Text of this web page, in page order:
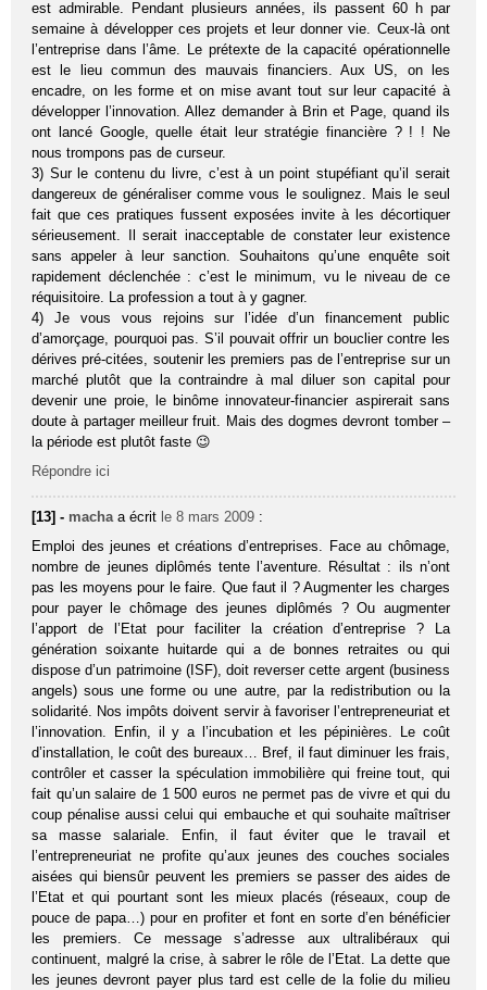
est admirable. Pendant plusieurs années, ils passent 60 h par
semaine à développer ces projets et leur donner vie. Ceux-là ont
l’entreprise dans l’âme. Le prétexte de la capacité opérationnelle
est le lieu commun des mauvais financiers. Aux US, on les
encadre, on les forme et on mise avant tout sur leur capacité à
développer l’innovation. Allez demander à Brin et Page, quand ils
ont lancé Google, quelle était leur stratégie financière ? ! ! Ne
nous trompons pas de curseur.
3) Sur le contenu du livre, c’est à un point stupéfiant qu’il serait
dangereux de généraliser comme vous le soulignez. Mais le seul
fait que ces pratiques fussent exposées invite à les décortiquer
sérieusement. Il serait inacceptable de constater leur existence
sans appeler à leur sanction. Souhaitons qu’une enquête soit
rapidement déclenchée : c’est le minimum, vu le niveau de ce
réquisitoire. La profession a tout à y gagner.
4) Je vous vous rejoins sur l’idée d’un financement public
d’amorçage, pourquoi pas. S’il pouvait offrir un bouclier contre les
dérives pré-citées, soutenir les premiers pas de l’entreprise sur un
marché plutôt que la contraindre à mal diluer son capital pour
devenir une proie, le binôme innovateur-financier aspirerait sans
doute à partager meilleur fruit. Mais des dogmes devront tomber –
la période est plutôt faste 😉
Répondre ici
[13] - macha a écrit le 8 mars 2009 :
Emploi des jeunes et créations d’entreprises. Face au chômage,
nombre de jeunes diplômés tente l’aventure. Résultat : ils n’ont
pas les moyens pour le faire. Que faut il ? Augmenter les charges
pour payer le chômage des jeunes diplômés ? Ou augmenter
l’apport de l’Etat pour faciliter la création d’entreprise ? La
génération soixante huitarde qui a de bonnes retraites ou qui
dispose d’un patrimoine (ISF), doit reverser cette argent (business
angels) sous une forme ou une autre, par la redistribution ou la
solidarité. Nos impôts doivent servir à favoriser l’entrepreneuriat et
l’innovation. Enfin, il y a l’incubation et les pépinières. Le coût
d’installation, le coût des bureaux… Bref, il faut diminuer les frais,
contrôler et casser la spéculation immobilière qui freine tout, qui
fait qu’un salaire de 1 500 euros ne permet pas de vivre et qui du
coup pénalise aussi celui qui embauche et qui souhaite maîtriser
sa masse salariale. Enfin, il faut éviter que le travail et
l’entrepreneuriat ne profite qu’aux jeunes des couches sociales
aisées qui biensûr peuvent les premiers se passer des aides de
l’Etat et qui pourtant sont les mieux placés (réseaux, coup de
pouce de papa…) pour en profiter et font en sorte d’en bénéficier
les premiers. Ce message s’adresse aux ultralibéraux qui
continuent, malgré la crise, à sabrer le rôle de l’Etat. La dette que
les jeunes devront payer plus tard est celle de la folie du milieu